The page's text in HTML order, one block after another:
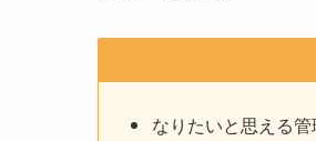
なりたいと思える